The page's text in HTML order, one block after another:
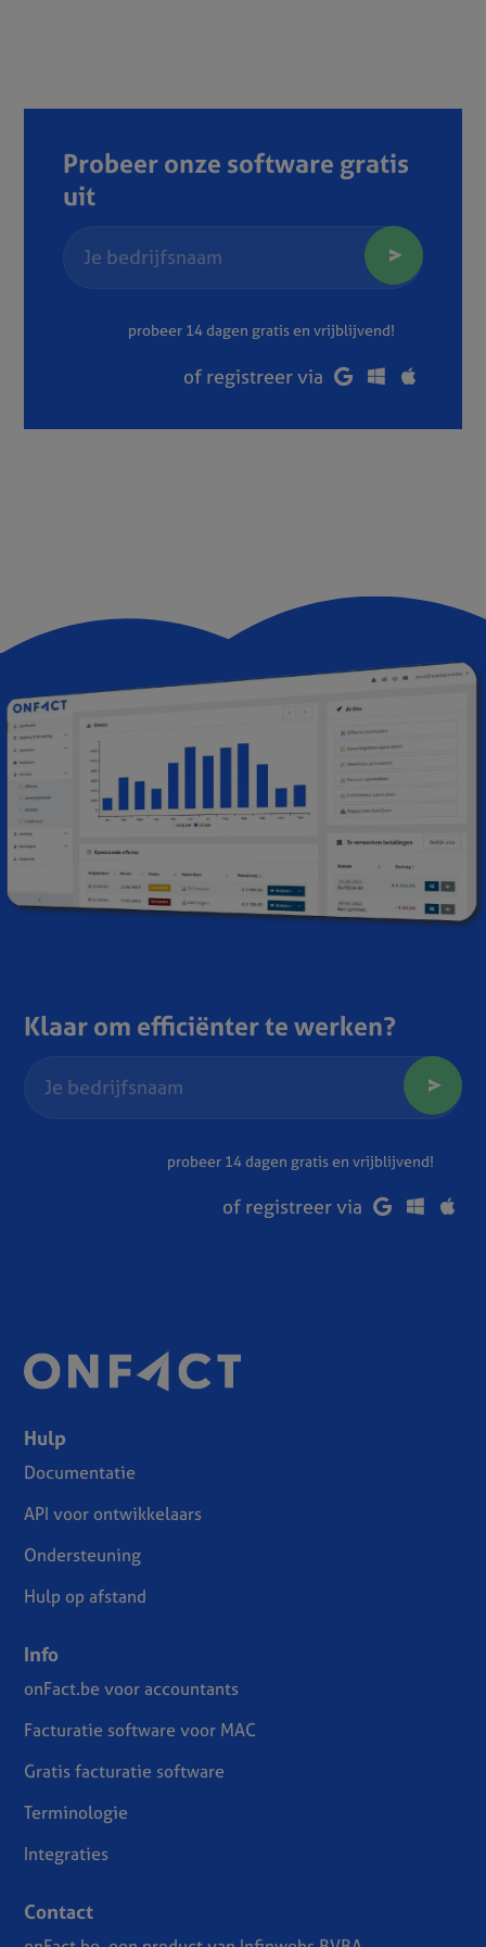
Probeer onze software gratis
uit
probeer 14 dagen gratis en vrijblijvend!
of registreer via
Klaar om efficiënter te werken?
probeer 14 dagen gratis en vrijblijvend!
of registreer via
Hulp
Documentatie
API voor ontwikkelaars
Ondersteuning
Hulp op afstand
Info
onFact.be voor accountants
Facturatie software voor MAC
Gratis facturatie software
Terminologie
Integraties
Contact